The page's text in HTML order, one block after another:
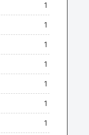
1
1
1
1
1
1
1